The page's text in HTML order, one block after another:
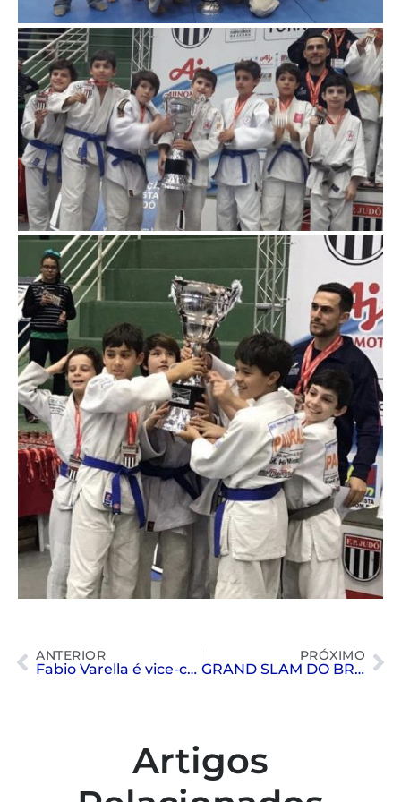
ANTERIOR
Fabio Varella é vice-campeão na COPA SANTA CATARINA 2019
PRÓXIMO
GRAND SLAM DO BRASIL
Artigos